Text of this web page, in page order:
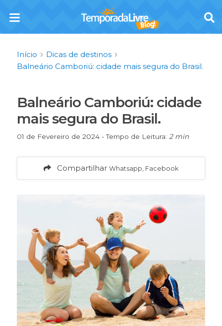
Início
Dicas de destinos
Balneário Camboriú: cidade mais segura do Brasil.
Balneário Camboriú: cidade
mais segura do Brasil.
01 de Fevereiro de 2024 - Tempo de Leitura: 2 min
Compartilhar Whatsapp, Facebook